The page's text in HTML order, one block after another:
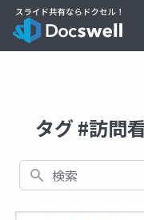
タグ #訪問
検索